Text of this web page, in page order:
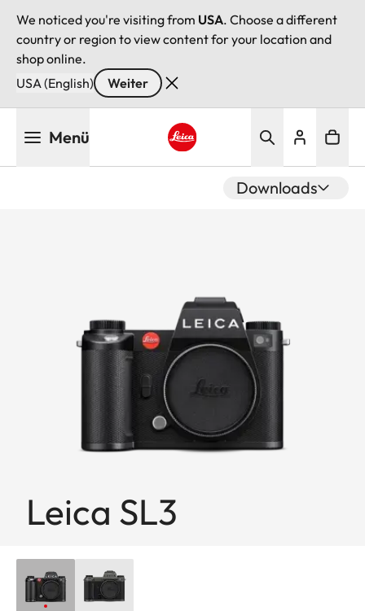
We noticed you're visiting from USA. Choose a different
country or region to view content for your location and
shop online.
USA (English)
Weiter
Menü
Downloads
Leica SL3